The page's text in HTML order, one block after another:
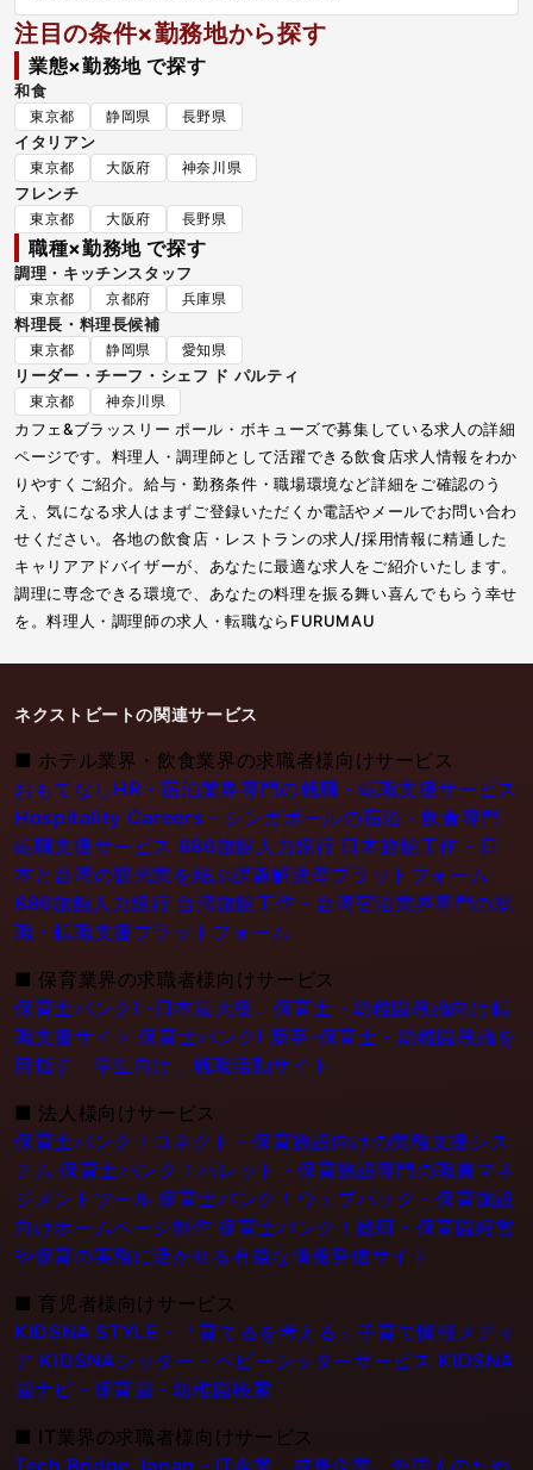
注目の条件×勤務地から探す
業態×勤務地 で探す
和食
東京都 静岡県 長野県
イタリアン
東京都 大阪府 神奈川県
フレンチ
東京都 大阪府 長野県
職種×勤務地 で探す
調理・キッチンスタッフ
東京都 京都府 兵庫県
料理長・料理長候補
東京都 静岡県 愛知県
リーダー・チーフ・シェフ ド パルティ
東京都 神奈川県
カフェ&ブラッスリー ポール・ボキューズで募集している求人の詳細
ページです。料理人・調理師として活躍できる飲食店求人情報をわか
りやすくご紹介。給与・勤務条件・職場環境など詳細をご確認のう
え、気になる求人はまずご登録いただくか電話やメールでお問い合わ
せください。各地の飲食店・レストランの求人/採用情報に精通した
キャリアアドバイザーが、あなたに最適な求人をご紹介いたします。
調理に専念できる環境で、あなたの料理を振る舞い喜んでもらう幸せ
を。料理人・調理師の求人・転職ならFURUMAU
ネクストビートの関連サービス
■ ホテル業界・飲食業界の求職者様向けサービス
おもてなしHR - 宿泊業界専門の就職・転職支援サービス
Hospitality Careers - シンガポールの宿泊・飲食専門
転職支援サービス 886旅館人力銀行 日本旅館工作 - 日
本と台湾の観光業を結ぶ課題解決型プラットフォーム
886旅館人力銀行 台湾旅館工作 - 台湾宿泊業界専門の就
職・転職支援プラットフォーム
■ 保育業界の求職者様向けサービス
保育士バンク! -日本最大級。保育士・幼稚園教論向け転
職支援サイト 保育士バンク! 新卒-保育士・幼稚園教論を
目指す「学生向け」就職活動サイト
■ 法人様向けサービス
保育士バンク！コネクト - 保育施設向けの業務支援シス
テム 保育士バンク！パレット - 保育施設専門の職員マネ
ジメントツール 保育士バンク！ウェブパック - 保育施設
向けホームページ制作 保育士バンク！総研 - 保育園経営
や保育の実務に活かせる有益な情報発信サイト
■ 育児者様向けサービス
KIDSNA STYLE - 「育てるを考える」子育て情報メディ
ア KIDSNAシッター - ベビーシッターサービス KIDSNA
園ナビ - 保育園・幼稚園検索
■ IT業界の求職者様向けサービス
Tech Bridge Japan - IT企業、成長企業、外国人のため